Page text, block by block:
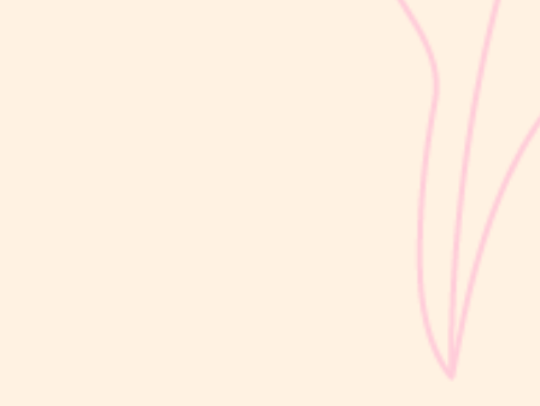
optimal. Berbeda dengan berat badan yang bisa naik-turun dalam
waktu singkat, pertambahan tinggi badan cenderung berlangsung